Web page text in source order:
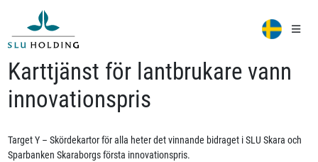
Karttjänst för lantbrukare vann
innovationspris
Target Y – Skördekartor för alla heter det vinnande bidraget i SLU Skara och
Sparbanken Skaraborgs första innovationspris.